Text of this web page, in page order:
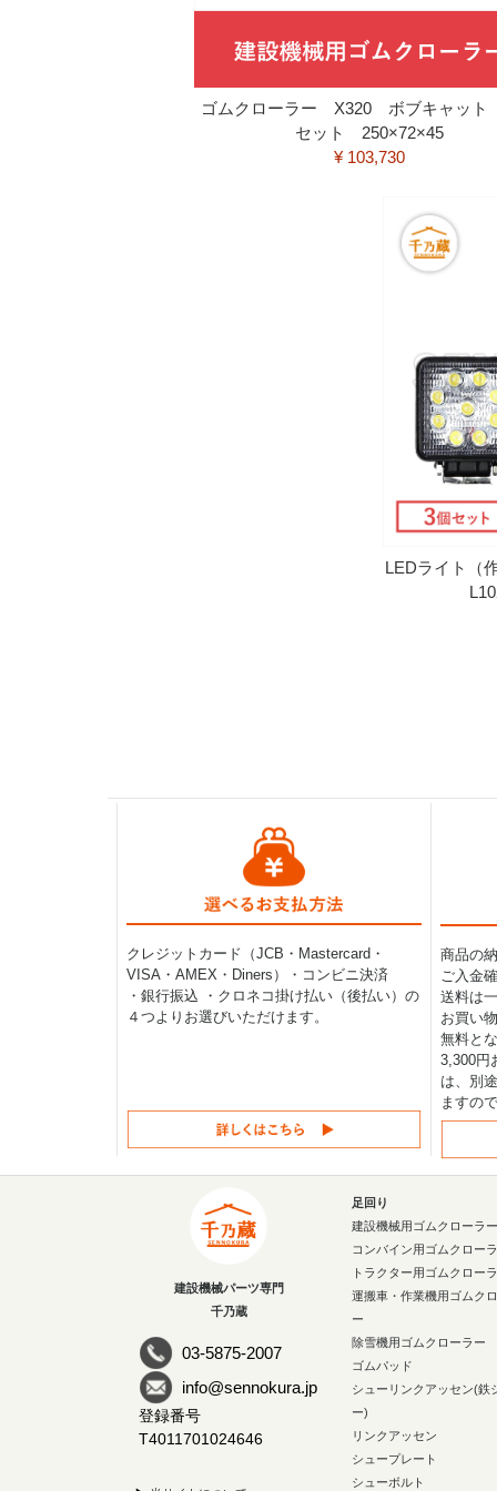
ゴムクローラー X320 ボブキャッ
セット 250×72×45
¥ 103,730
LEDライト
クレジットカード（JCB・Mastercard・
VISA・AMEX・Diners）・コンビニ決済
・銀行振込 ・クロネコ掛け払い（後払い）の
４つよりお選びいただけます。
商品の
ご入金
送料は
お買い
無料と
3,300円
は、別
ますの
建設機械パーツ専門
千乃蔵
03-5875-2007
info@sennokura.jp
登録番号
T4011701024646
足回り
建設機械用ゴムクローラ
コンバイン用ゴムクロー
トラクター用ゴムクロー
運搬車・作業機用ゴムク
ー
除雪機用ゴムクローラー
ゴムパッド
シューリンクアッセン(鉄
ー)
リンクアッセン
シュープレート
シューボルト